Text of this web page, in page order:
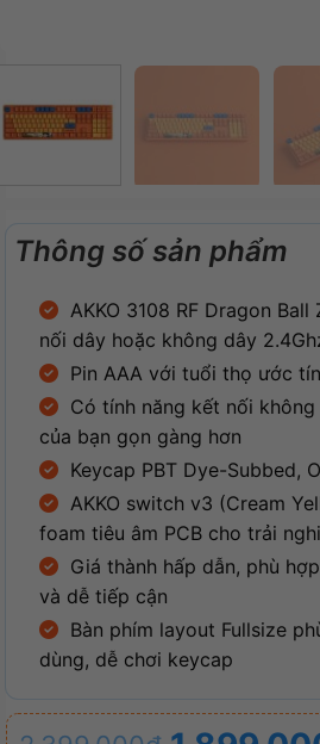
Thông số sản phẩm
AKKO 3108 RF Dragon
nối dây hoặc không dây
Pin AAA với tuổi thọ ước
Có tính năng kết nối
của bạn gọn gàng hơn
Keycap PBT Dye-Subbed,
AKKO switch v3 (Cream
foam tiêu âm PCB cho trải
Giá thành hấp dẫn, phù
và dễ tiếp cận
Bàn phím layout Fullsize
dùng, dễ chơi keycap